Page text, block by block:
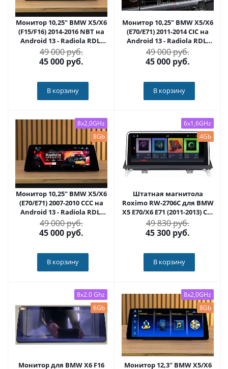
Монитор 10,25" BMW X5/X6
(F15/F16) 2014-2016 NBT на
Android 13 - Radiola RDL-
6245 L
49 000 руб.
45 000 руб.
В корзину
Монитор 10,25" BMW X5/X6
(E70/E71) 2011-2014 CIC на
Android 13 - Radiola RDL-
6225 L
49 000 руб.
45 000 руб.
В корзину
8x2,0GHz
8Gb
Монитор 10,25" BMW X5/X6
(E70/E71) 2007-2010 CCC на
Android 13 - Radiola RDL-
6215 L
49 000 руб.
45 000 руб.
В корзину
6x1,6GHz
4Gb
Штатная магнитола
Roximo RW-2706C для BMW
X5 E70/X6 E71 (2011-2013) CIC
(Android 9.0)
49 830 руб.
45 300 руб.
В корзину
8x2.0 Ghz
6Gb
Монитор для BMW X6 F16
8x2,0GHz
8Gb
Монитор 12,3" BMW X5/X6